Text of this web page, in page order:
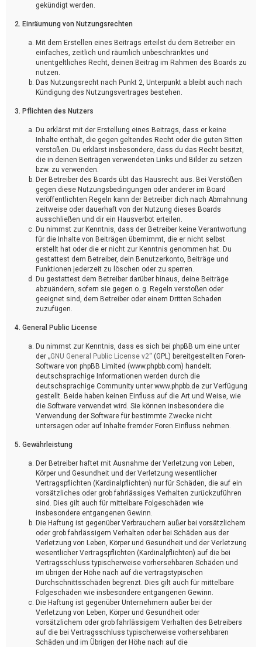
gekündigt werden.
2. Einräumung von Nutzungsrechten
Mit dem Erstellen eines Beitrags erteilst du dem Betreiber ein
einfaches, zeitlich und räumlich unbeschränktes und
unentgeltliches Recht, deinen Beitrag im Rahmen des Boards zu
nutzen.
Das Nutzungsrecht nach Punkt 2, Unterpunkt a bleibt auch nach
Kündigung des Nutzungsvertrages bestehen.
3. Pflichten des Nutzers
Du erklärst mit der Erstellung eines Beitrags, dass er keine
Inhalte enthält, die gegen geltendes Recht oder die guten Sitten
verstoßen. Du erklärst insbesondere, dass du das Recht besitzt,
die in deinen Beiträgen verwendeten Links und Bilder zu setzen
bzw. zu verwenden.
Der Betreiber des Boards übt das Hausrecht aus. Bei Verstößen
gegen diese Nutzungsbedingungen oder anderer im Board
veröffentlichten Regeln kann der Betreiber dich nach Abmahnung
zeitweise oder dauerhaft von der Nutzung dieses Boards
ausschließen und dir ein Hausverbot erteilen.
Du nimmst zur Kenntnis, dass der Betreiber keine Verantwortung
für die Inhalte von Beiträgen übernimmt, die er nicht selbst
erstellt hat oder die er nicht zur Kenntnis genommen hat. Du
gestattest dem Betreiber, dein Benutzerkonto, Beiträge und
Funktionen jederzeit zu löschen oder zu sperren.
Du gestattest dem Betreiber darüber hinaus, deine Beiträge
abzuändern, sofern sie gegen o. g. Regeln verstoßen oder
geeignet sind, dem Betreiber oder einem Dritten Schaden
zuzufügen.
4. General Public License
Du nimmst zur Kenntnis, dass es sich bei phpBB um eine unter
der „GNU General Public License v2“ (GPL) bereitgestellten Foren-
Software von phpBB Limited (www.phpbb.com) handelt;
deutschsprachige Informationen werden durch die
deutschsprachige Community unter www.phpbb.de zur Verfügung
gestellt. Beide haben keinen Einfluss auf die Art und Weise, wie
die Software verwendet wird. Sie können insbesondere die
Verwendung der Software für bestimmte Zwecke nicht
untersagen oder auf Inhalte fremder Foren Einfluss nehmen.
5. Gewährleistung
Der Betreiber haftet mit Ausnahme der Verletzung von Leben,
Körper und Gesundheit und der Verletzung wesentlicher
Vertragspflichten (Kardinalpflichten) nur für Schäden, die auf ein
vorsätzliches oder grob fahrlässiges Verhalten zurückzuführen
sind. Dies gilt auch für mittelbare Folgeschäden wie
insbesondere entgangenen Gewinn.
Die Haftung ist gegenüber Verbrauchern außer bei vorsätzlichem
oder grob fahrlässigem Verhalten oder bei Schäden aus der
Verletzung von Leben, Körper und Gesundheit und der Verletzung
wesentlicher Vertragspflichten (Kardinalpflichten) auf die bei
Vertragsschluss typischerweise vorhersehbaren Schäden und
im übrigen der Höhe nach auf die vertragstypischen
Durchschnittsschäden begrenzt. Dies gilt auch für mittelbare
Folgeschäden wie insbesondere entgangenen Gewinn.
Die Haftung ist gegenüber Unternehmern außer bei der
Verletzung von Leben, Körper und Gesundheit oder
vorsätzlichem oder grob fahrlässigem Verhalten des Betreibers
auf die bei Vertragsschluss typischerweise vorhersehbaren
Schäden und im Übrigen der Höhe nach auf die